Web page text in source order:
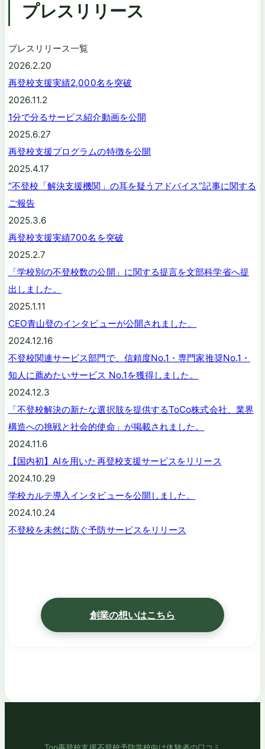
プレスリリース
プレスリリース一覧
2026.2.20
再登校支援実績2,000名を突破
2026.11.2
1分で分るサービス紹介動画を公開
2025.6.27
再登校支援プログラムの特徴を公開
2025.4.17
“不登校「解決支援機関」の耳を疑うアドバイス”記事に関する
ご報告
2025.3.6
再登校支援実績700名を突破
2025.2.7
「学校別の不登校数の公開」に関する提言を文部科学省へ提
出しました。
2025.1.11
CEO青山登のインタビューが公開されました。
2024.12.16
不登校関連サービス部門で、信頼度No.1・専門家推奨No.1・
知人に薦めたいサービス No.1を獲得しました。
2024.12.3
「不登校解決の新たな選択肢を提供するToCo株式会社、業界
構造への挑戦と社会的使命」が掲載されました。
2024.11.6
【国内初】AIを用いた再登校支援サービスをリリース
2024.10.29
学校カルテ導入インタビューを公開しました。
2024.10.24
不登校を未然に防ぐ予防サービスをリリース
創業の想いはこちら
Top再登校支援不登校予防学校向け体験者の口コミ